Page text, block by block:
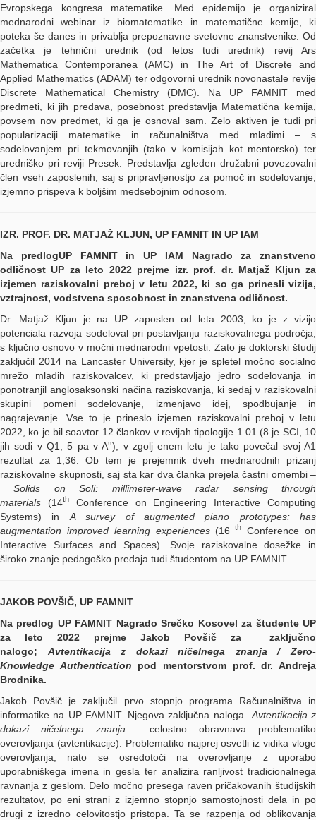
Evropskega kongresa matematike. Med epidemijo je organiziral
mednarodni webinar iz biomatematike in matematične kemije, ki
poteka še danes in privablja prepoznavne svetovne znanstvenike. Od
začetka je tehnični urednik (od letos tudi urednik) revij Ars
Mathematica Contemporanea (AMC) in The Art of Discrete and
Applied Mathematics (ADAM) ter odgovorni urednik novonastale revije
Discrete Mathematical Chemistry (DMC). Na UP FAMNIT med
predmeti, ki jih predava, posebnost predstavlja Matematična kemija,
povsem nov predmet, ki ga je osnoval sam. Zelo aktiven je tudi pri
popularizaciji matematike in računalništva med mladimi – s
sodelovanjem pri tekmovanjih (tako v komisijah kot mentorsko) ter
uredniško pri reviji Presek. Predstavlja zgleden družabni povezovalni
člen vseh zaposlenih, saj s pripravljenostjo za pomoč in sodelovanje,
izjemno prispeva k boljšim medsebojnim odnosom.
IZR. PROF. DR. MATJAŽ KLJUN, UP FAMNIT IN UP IAM
Na predlogUP FAMNIT in UP IAM Nagrado za znanstveno
odličnost UP za leto 2022 prejme izr. prof. dr. Matjaž Kljun za
izjemen raziskovalni preboj v letu 2022, ki so ga prinesli vizija,
vztrajnost, vodstvena sposobnost in znanstvena odličnost.
Dr. Matjaž Kljun je na UP zaposlen od leta 2003, ko je z vizijo
potenciala razvoja sodeloval pri postavljanju raziskovalnega področja,
s ključno osnovo v močni mednarodni vpetosti. Zato je doktorski študij
zaključil 2014 na Lancaster University, kjer je spletel močno socialno
mrežo mladih raziskovalcev, ki predstavljajo jedro sodelovanja in
ponotranjil anglosaksonski načina raziskovanja, ki sedaj v raziskovalni
skupini pomeni sodelovanje, izmenjavo idej, spodbujanje in
nagrajevanje. Vse to je prineslo izjemen raziskovalni preboj v letu
2022, ko je bil soavtor 12 člankov v revijah tipologije 1.01 (8 je SCI, 10
jih sodi v Q1, 5 pa v A''), v zgolj enem letu je tako povečal svoj A1
rezultat za 1,36. Ob tem je prejemnik dveh mednarodnih prizanj
raziskovalne skupnosti, saj sta kar dva članka prejela častni omembi –
Solids on Soli: millimeter-wave radar sensing through
materials (14thConference on Engineering Interactive Computing
Systems) in A survey of augmented piano prototypes: has
augmentation improved learning experiences(16 th
Conference on
Interactive Surfaces and Spaces). Svoje raziskovalne dosežke in
široko znanje pedagoško predaja tudi študentom na UP FAMNIT.
JAKOB POVŠIČ, UP FAMNIT
Na predlog UP FAMNIT Nagrado Srečko Kosovel za študente UP
za leto 2022 prejme Jakob Povšič za zaključno
nalogo; Avtentikacija z dokazi ničelnega znanja / Zero-
Knowledge Authentication pod mentorstvom prof. dr. Andreja
Brodnika.
Jakob Povšič je zaključil prvo stopnjo programa Računalništva in
informatike na UP FAMNIT. Njegova zaključna naloga Avtentikacija z
dokazi ničelnega znanja celostno obravnava problematiko
overovljanja (avtentikacije). Problematiko najprej osvetli iz vidika vloge
overovljanja, nato se osredotoči na overovljanje z uporabo
uporabniškega imena in gesla ter analizira ranljivost tradicionalnega
ravnanja z geslom. Delo močno presega raven pričakovanih študijskih
rezultatov, po eni strani z izjemno stopnjo samostojnosti dela in po
drugi z izredno celovitostjo pristopa. Ta se razpenja od oblikovanja